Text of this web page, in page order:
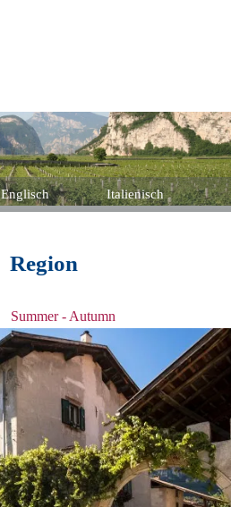
Englisch Italienisch
Region
Summer - Autumn